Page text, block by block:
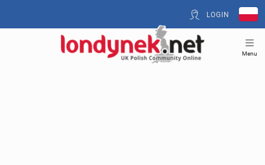
LOGIN
Menu